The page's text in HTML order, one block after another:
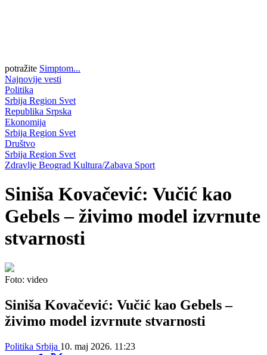
potražite Simptom...
Najnovije vesti
Politika
Srbija Region Svet
Republika Srpska
Ekonomija
Srbija Region Svet
Društvo
Srbija Region Svet
Zdravlje Beograd Kultura/Zabava Sport
Siniša Kovačević: Vučić kao
Gebels – živimo model izvrnute
stvarnosti
Foto: video
Siniša Kovačević: Vučić kao Gebels –
živimo model izvrnute stvarnosti
Politika Srbija 10. maj 2026. 11:23